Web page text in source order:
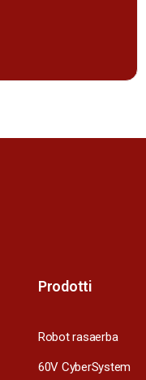
Prodotti
Robot rasaerba
60V CyberSystem